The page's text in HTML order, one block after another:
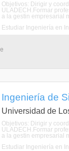
Objetivos: Dirigir y
ULADECH.Formar
a la gestin empresarial
Estudiar Ingeniería en
Ingeniería de
Universidad de
Objetivos: Dirigir y
ULADECH.Formar
a la gestin empresarial
Estudiar Ingeniería en